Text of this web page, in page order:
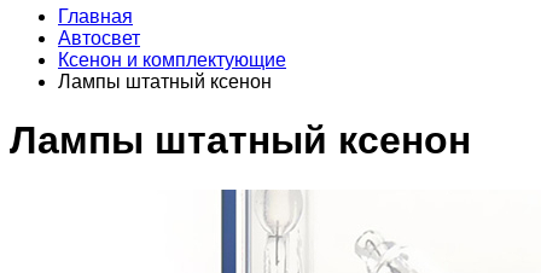
Главная
Автосвет
Ксенон и комплектующие
Лампы штатный ксенон
Лампы штатный ксенон